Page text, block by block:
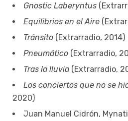
Gnostic Laberyntus
Equilibrios en el Aire
Tránsito (Extrarradio, 2014)
Pneumático (Extrarradio,
Tras la lluvia (Extrarradio,
Los conciertos que no se
2020)
Juan Manuel Cidrón,